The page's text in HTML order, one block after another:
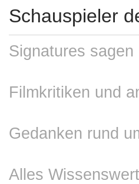
Schauspieler
Signatures
Filmkritiken und
Gedanken rund
Alles